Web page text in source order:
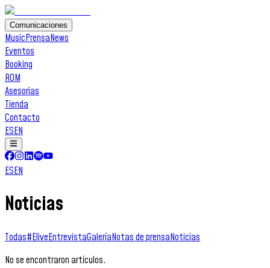
Comunicaciones
MusicPrensaNews
Eventos
Booking
ROM
Asesorias
Tienda
Contacto
ESEN
ESEN
Noticias
Todas#EliveEntrevistaGaleríaNotas de prensaNoticias
No se encontraron artículos.